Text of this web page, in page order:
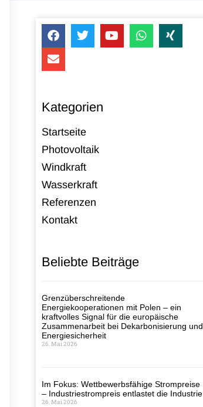
Kategorien
Startseite
Photovoltaik
Windkraft
Wasserkraft
Referenzen
Kontakt
Beliebte Beiträge
Grenzüberschreitende
Energiekooperationen mit Polen – ein
kraftvolles Signal für die europäische
Zusammenarbeit bei Dekarbonisierung und
Energiesicherheit
26. Mai 2026
Im Fokus: Wettbewerbsfähige Strompreise
– Industriestrompreis entlastet die Industrie
26. Mai 2026